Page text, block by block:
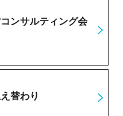
ンサルティング会
替わり